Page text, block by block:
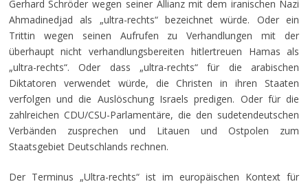
Gerhard Schröder wegen seiner Allianz mit dem iranischen Nazi
Ahmadinedjad als „ultra-rechts“ bezeichnet würde. Oder ein
Trittin wegen seinen Aufrufen zu Verhandlungen mit der
überhaupt nicht verhandlungsbereiten hitlertreuen Hamas als
„ultra-rechts“. Oder dass „ultra-rechts“ für die arabischen
Diktatoren verwendet würde, die Christen in ihren Staaten
verfolgen und die Auslöschung Israels predigen. Oder für die
zahlreichen CDU/CSU-Parlamentäre, die den sudetendeutschen
Verbänden zusprechen und Litauen und Ostpolen zum
Staatsgebiet Deutschlands rechnen.
Der Terminus „Ultra-rechts“ ist im europäischen Kontext für